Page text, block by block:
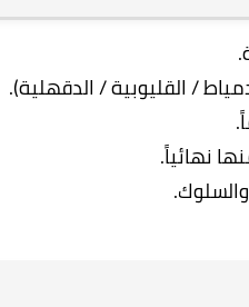
/ القليوبية / الدقهلية).
نهائياً.